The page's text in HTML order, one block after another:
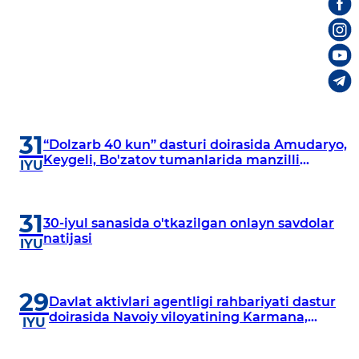
31
IYU
“Dolzarb 40 kun” dasturi doirasida Amudaryo,
Keygeli, Bo'zatov tumanlarida manzilli
31
IYU
30-iyul sanasida o'tkazilgan onlayn savdolar
natijasi
29
IYU
Davlat aktivlari agentligi rahbariyati dastur
doirasida Navoiy viloyatining Karmana,